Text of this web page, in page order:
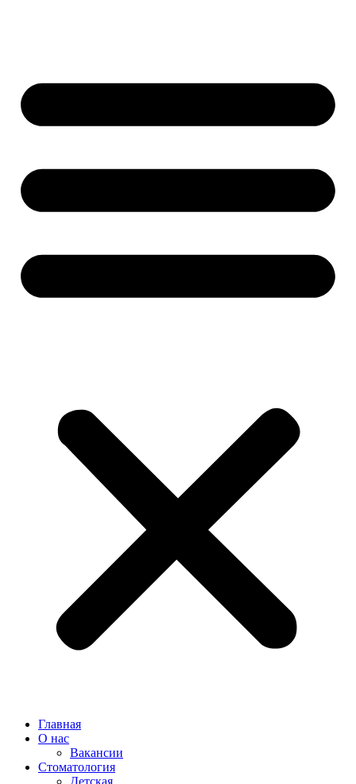
Главная
О нас
Вакансии
Стоматология